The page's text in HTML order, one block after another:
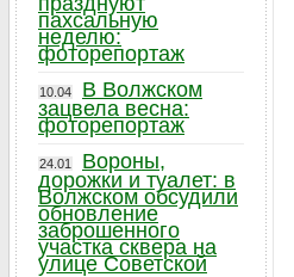
пахсальную
неделю:
фоторепортаж
10.04
В Волжском
зацвела весна:
фоторепортаж
24.01
Вороны,
дорожки и туалет: в
Волжском обсудили
обновление
заброшенного
участка сквера на
улице Советской